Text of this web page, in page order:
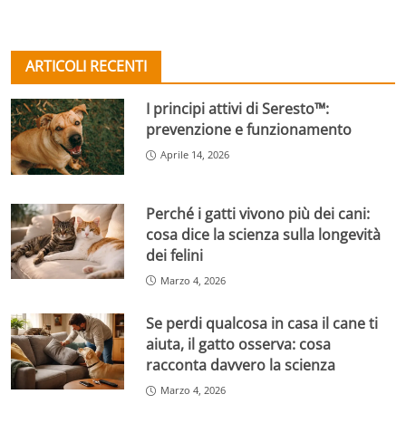
ARTICOLI RECENTI
I principi attivi di Seresto™:
prevenzione e funzionamento
Aprile 14, 2026
Perché i gatti vivono più dei cani:
cosa dice la scienza sulla longevità
dei felini
Marzo 4, 2026
Se perdi qualcosa in casa il cane ti
aiuta, il gatto osserva: cosa
racconta davvero la scienza
Marzo 4, 2026